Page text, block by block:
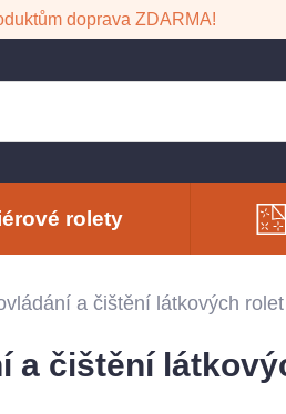
doprava ZDARMA!
rolety
a čištění látkových
a čištění